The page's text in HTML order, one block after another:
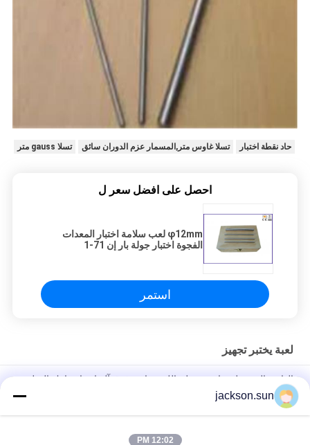
حاد نقطة اختبار تسلا غاوس متر,المسمار عزم الدوران سائق تسلا gauss متر
احصل على افضل سعر ل
φ12mm لعب سلامة اختبار المعدات
الفجوة اختبار جولة بار إن 71-1
استمر
لعبة يختبر تجهيز
الهاتف المحمول شاشة تعمل باللمس انقر فوق آلة اختبار مارك الصليب
الحياة 1.3NM 0-180 مرة / دقيقة
إسو 8124-4 6.3 لعب حواجز ودرابزين قوة ديناميكية يختبر آلة
jackson.sun
12:02 PM